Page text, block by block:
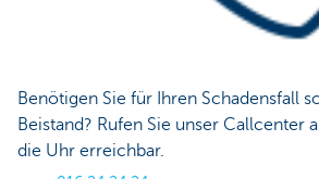
Benötigen Sie für Ihren Schadensfall
Beistand? Rufen Sie unser Callcenter
die Uhr erreichbar.